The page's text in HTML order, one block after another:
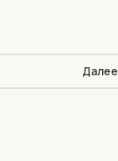
Далее